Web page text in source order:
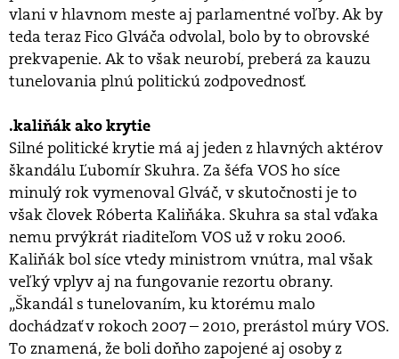
vlani v hlavnom meste aj parlamentné voľby. Ak by
teda teraz Fico Glváča odvolal, bolo by to obrovské
prekvapenie. Ak to však neurobí, preberá za kauzu
tunelovania plnú politickú zodpovednosť.
.kaliňák ako krytie
Silné politické krytie má aj jeden z hlavných aktérov
škandálu Ľubomír Skuhra. Za šéfa VOS ho síce
minulý rok vymenoval Glváč, v skutočnosti je to
však človek Róberta Kaliňáka. Skuhra sa stal vďaka
nemu prvýkrát riaditeľom VOS už v roku 2006.
Kaliňák bol síce vtedy ministrom vnútra, mal však
veľký vplyv aj na fungovanie rezortu obrany.
„Škandál s tunelovaním, ku ktorému malo
dochádzať v rokoch 2007 – 2010, prerástol múry VOS.
To znamená, že boli doňho zapojené aj osoby z